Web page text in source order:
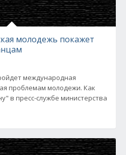
молодежь покажет
международная
проблемам молодежи. Как
в пресс-службе министерства